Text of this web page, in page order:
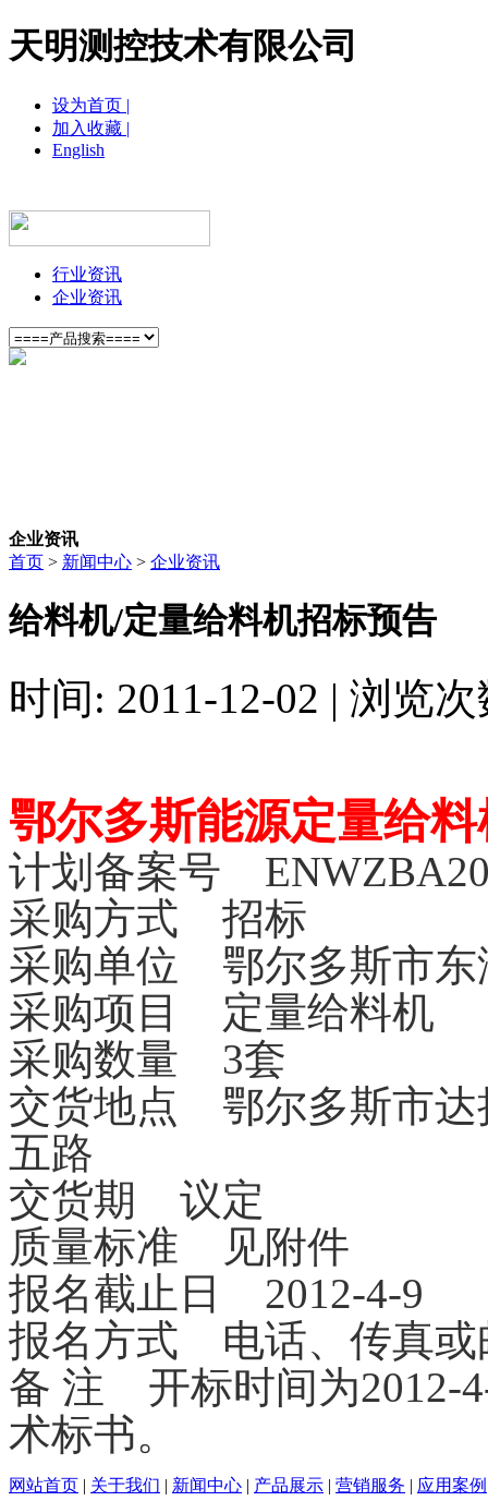
天明测控技术有限公司
设为首页 |
加入收藏 |
English
行业资讯
企业资讯
企业资讯
首页 > 新闻中心 > 企业资讯
给料机/定量给料机招标预告
时间: 2011-12-02 | 浏览
鄂尔多斯能源定量给
计划备案号
采购方式 招标
采购单位 鄂尔多斯市东
采购项目 定量给料机
采购数量 3套
交货地点 鄂尔多斯市达
五路
交货期 议定
质量标准 见附件
报名截止日 2012-4-9
报名方式 电话、传真或
备 注 开标时间为2012-
术标书。
网站首页 | 关于我们 | 新闻中心 | 产品展示 | 营销服务 | 应用案例